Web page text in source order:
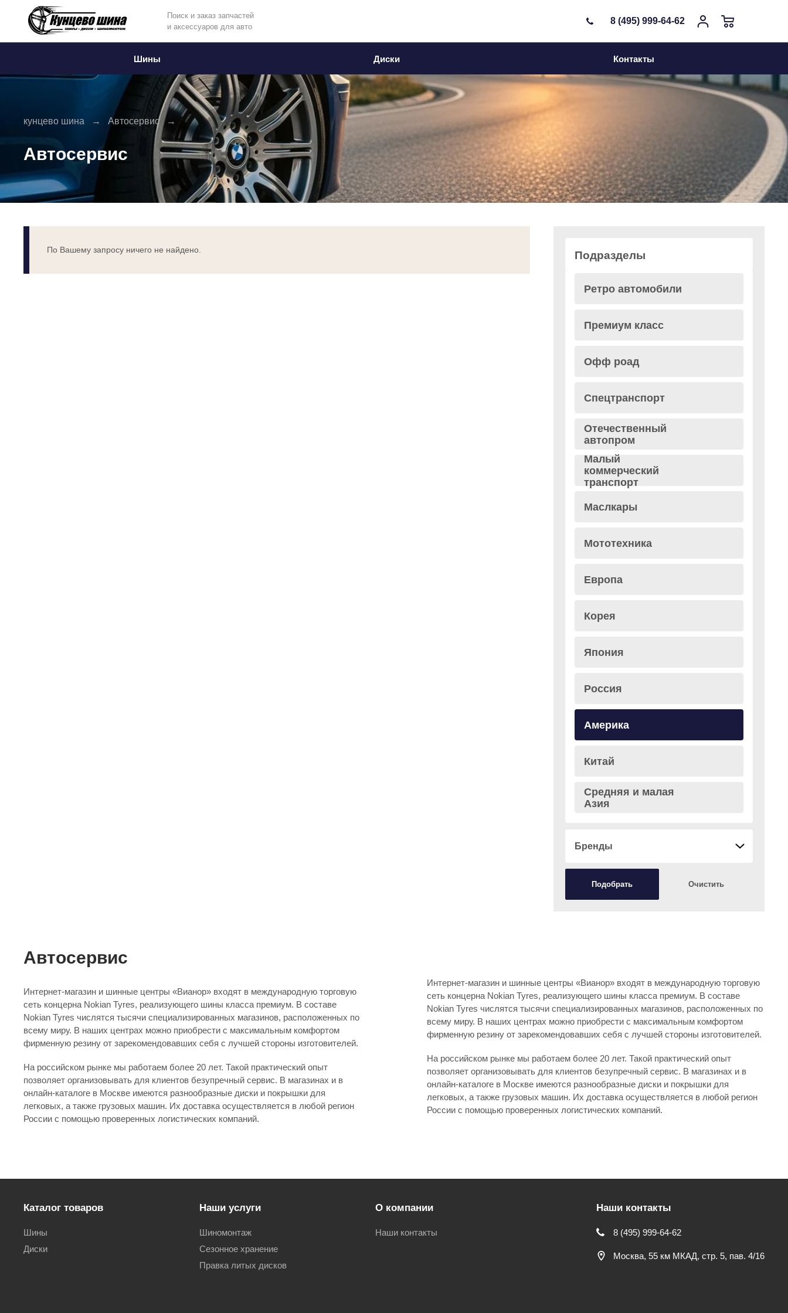
Поиск и заказ запчастей
и аксессуаров для авто
8 (495) 999-64-62
Шины Диски Контакты
кунцево шина Автосервис
Автосервис
По Вашему запросу ничего не найдено. Подразделы
Ретро автомобили
Премиум класс
Офф роад
Спецтранспорт
Отечественный
автопром
Малый
коммерческий
транспорт
Маслкары
Мототехника
Европа
Корея
Япония
Россия
Америка
Китай
Средняя и малая
Азия
Бренды
Подобрать Очистить
Автосервис
Интернет-магазин и шинные центры «Вианор» входят в международную торговую
сеть концерна Nokian Tyres, реализующего шины класса премиум. В составе
Nokian Tyres числятся тысячи специализированных магазинов, расположенных по
всему миру. В наших центрах можно приобрести с максимальным комфортом
фирменную резину от зарекомендовавших себя с лучшей стороны изготовителей.
На российском рынке мы работаем более 20 лет. Такой практический опыт
позволяет организовывать для клиентов безупречный сервис. В магазинах и в
онлайн-каталоге в Москве имеются разнообразные диски и покрышки для
легковых, а также грузовых машин. Их доставка осуществляется в любой регион
России с помощью проверенных логистических компаний.
Интернет-магазин и шинные центры «Вианор» входят в международную торговую
сеть концерна Nokian Tyres, реализующего шины класса премиум. В составе
Nokian Tyres числятся тысячи специализированных магазинов, расположенных по
всему миру. В наших центрах можно приобрести с максимальным комфортом
фирменную резину от зарекомендовавших себя с лучшей стороны изготовителей.
На российском рынке мы работаем более 20 лет. Такой практический опыт
позволяет организовывать для клиентов безупречный сервис. В магазинах и в
онлайн-каталоге в Москве имеются разнообразные диски и покрышки для
легковых, а также грузовых машин. Их доставка осуществляется в любой регион
России с помощью проверенных логистических компаний.
Каталог товаров
Шины
Диски
Наши услуги
Шиномонтаж
Сезонное хранение
Правка литых дисков
О компании
Наши контакты
Наши контакты
8 (495) 999-64-62
Москва, 55 км МКАД, стр. 5, пав. 4/16